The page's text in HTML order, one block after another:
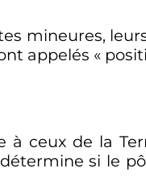
mineures,
appelés «
à ceux de la
si le